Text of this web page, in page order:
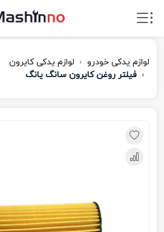
لوازم یدکی خودرو
لوازم یدکی کایرون
فیلتر روغن کایرون سانگ یانگ